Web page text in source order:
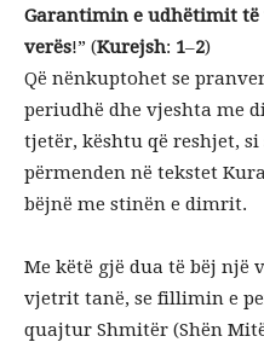
Garantimin e udhëtimit
verës!” (Kurejsh: 1–2)
Që nënkuptohet se
periudhë dhe vjeshta me
tjetër, kështu që reshjet,
përmenden në tekstet
bëjnë me stinën e dimrit.
Me këtë gjë dua të bëj një
vjetrit tanë, se fillimin e
quajtur Shmitër (Shën